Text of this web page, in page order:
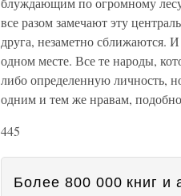
все разом замечают эту
друга, незаметно сближаются. И
одном месте. Все те народы,
либо определенную личность,
одним и тем же нравам,
445
Более 800 000 книг и